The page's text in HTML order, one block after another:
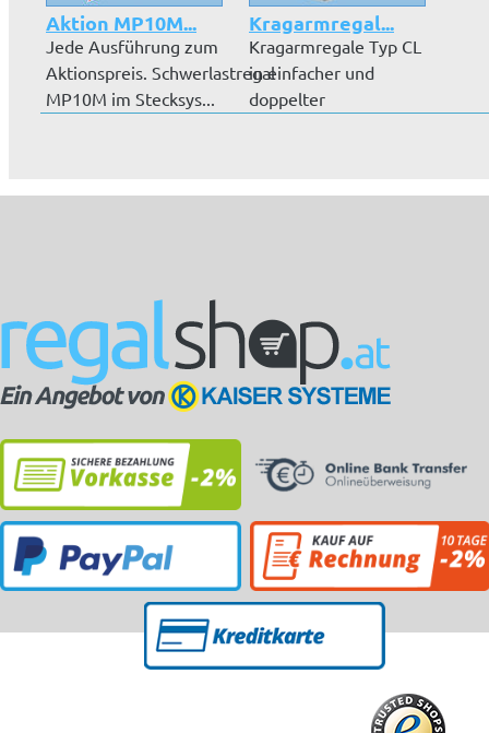
Aktion MP10M...
Jede Ausführung zum
Aktionspreis. Schwerlastregal
MP10M im Stecksys...
Kragarmregal...
Kragarmregale Typ CL
in einfacher und
doppelter